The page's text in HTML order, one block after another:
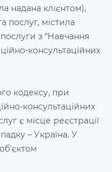
надана клієнтом),
послуг, містила
з “Навчання
консультаційних
кодексу, при
консультаційних
є місце реєстрації
– Україна. У